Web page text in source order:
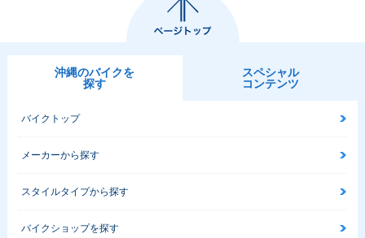
沖縄のバイクを
探す
スペシャル
コンテンツ
バイクトップ
メーカーから探す
スタイルタイプから探す
バイクショップを探す